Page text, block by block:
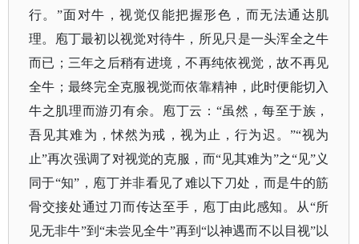
行。”面对牛，视觉仅能把握形色，而无法通达肌
理。庖丁最初以视觉对待牛，所见只是一头浑全之牛
而已；三年之后稍有进境，不再纯依视觉，故不再见
全牛；最终完全克服视觉而依靠精神，此时便能切入
牛之肌理而游刃有余。庖丁云：“虽然，每至于族，
吾见其难为，怵然为戒，视为止，行为迟。”“视为
止”再次强调了对视觉的克服，而“见其难为”之“见”义
同于“知”，庖丁并非看见了难以下刀处，而是牛的筋
骨交接处通过刀而传达至手，庖丁由此感知。从“所
见无非牛”到“未尝见全牛”再到“以神遇而不以目视”以